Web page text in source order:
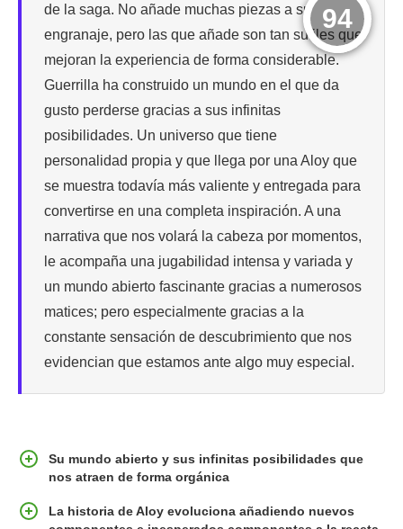
94
de la saga. No añade muchas piezas a su
engranaje, pero las que añade son tan sutiles que
mejoran la experiencia de forma considerable.
Guerrilla ha construido un mundo en el que da
gusto perderse gracias a sus infinitas
posibilidades. Un universo que tiene
personalidad propia y que llega por una Aloy que
se muestra todavía más valiente y entregada para
convertirse en una completa inspiración. A una
narrativa que nos volará la cabeza por momentos,
le acompaña una jugabilidad intensa y variada y
un mundo abierto fascinante gracias a numerosos
matices; pero especialmente gracias a la
constante sensación de descubrimiento que nos
evidencian que estamos ante algo muy especial.
Su mundo abierto y sus infinitas posibilidades que
nos atraen de forma orgánica
La historia de Aloy evoluciona añadiendo nuevos